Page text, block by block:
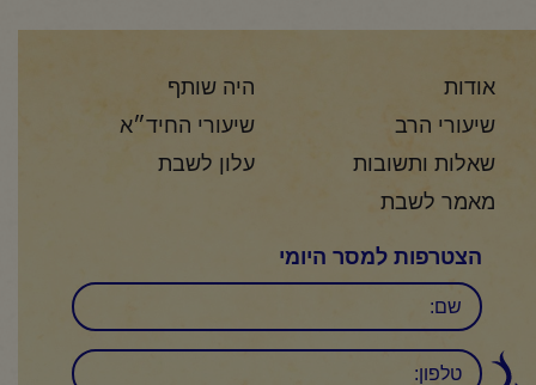
אודות
היה שותף
שיעורי הרב
שיעורי החיד״א
שאלות ותשובות
עלון לשבת
מאמר לשבת
הצטרפות למסר היומי
שם
טלפון: